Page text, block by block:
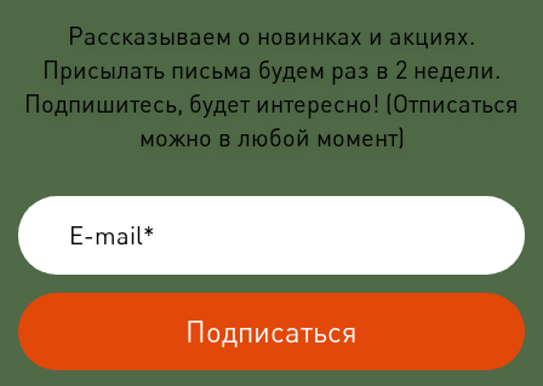
Рассказываем о новинках и акциях.
Присылать письма будем раз в 2 недели.
Подпишитесь, будет интересно! (Отписаться
можно в любой момент)
Подписаться